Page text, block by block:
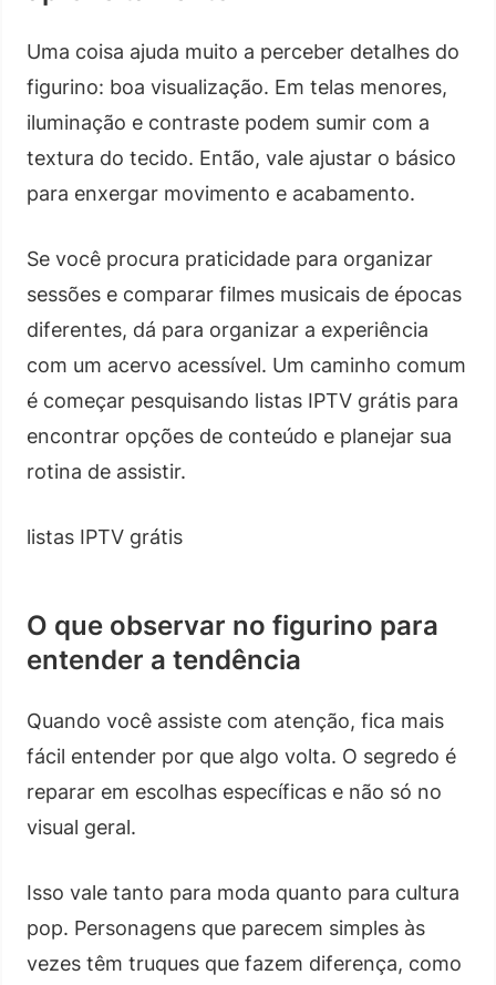
Uma coisa ajuda muito a perceber detalhes do
figurino: boa visualização. Em telas menores,
iluminação e contraste podem sumir com a
textura do tecido. Então, vale ajustar o básico
para enxergar movimento e acabamento.
Se você procura praticidade para organizar
sessões e comparar filmes musicais de épocas
diferentes, dá para organizar a experiência
com um acervo acessível. Um caminho comum
é começar pesquisando listas IPTV grátis para
encontrar opções de conteúdo e planejar sua
rotina de assistir.
listas IPTV grátis
O que observar no figurino para
entender a tendência
Quando você assiste com atenção, fica mais
fácil entender por que algo volta. O segredo é
reparar em escolhas específicas e não só no
visual geral.
Isso vale tanto para moda quanto para cultura
pop. Personagens que parecem simples às
vezes têm truques que fazem diferença, como